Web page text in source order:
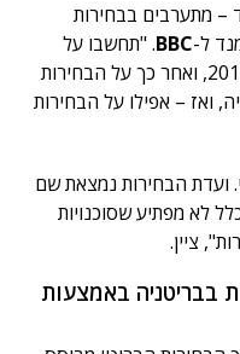
– מתערבים בבחירות
ל-BBC. "תחשבו על
הבחירות לנשיאות ארצות הברית ב-2016, ואחר כך על הבחירות
ואז – אפילו על הבחירות
ועדת הבחירות נמצאת שם
לא מפתיע שסוכנויות
ציין.
בבריטניה באמצעות